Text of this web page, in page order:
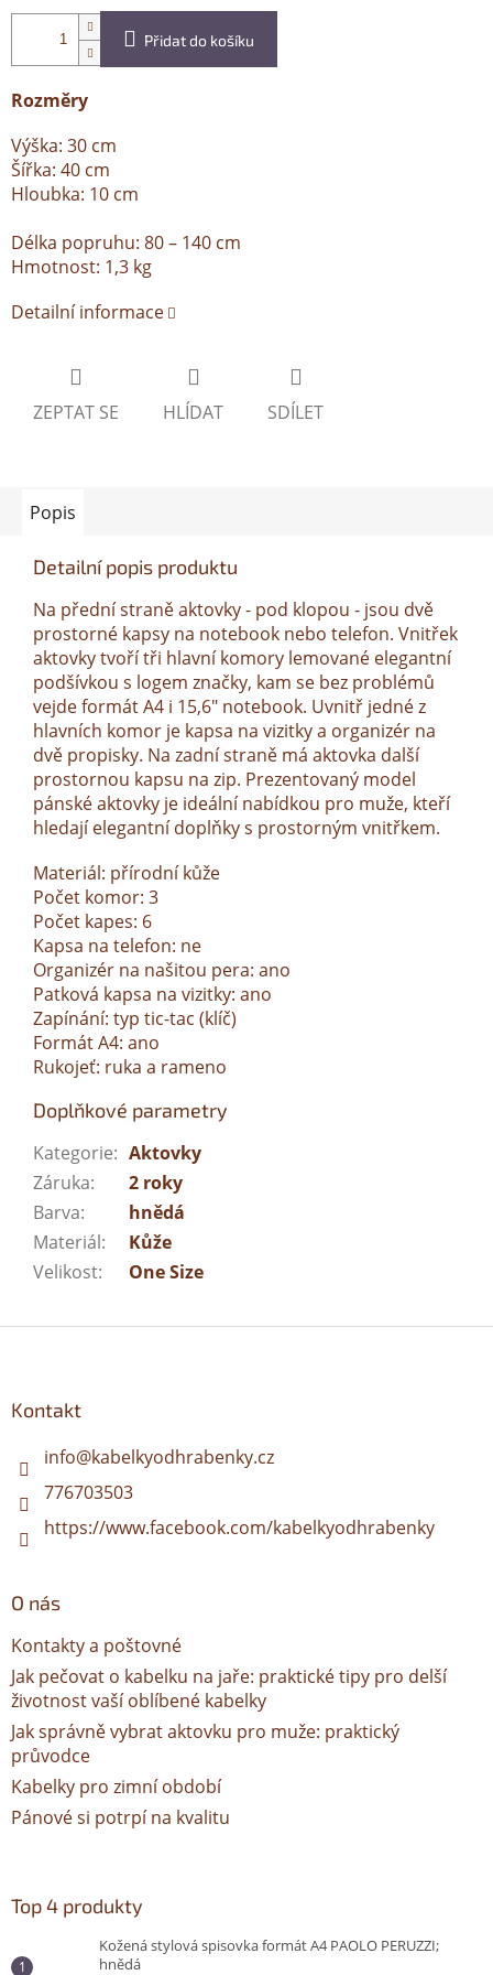
Přidat do košíku
Rozměry
Výška: 30 cm
Šířka: 40 cm
Hloubka: 10 cm
Délka popruhu: 80 – 140 cm
Hmotnost: 1,3 kg
Detailní informace
ZEPTAT SE HLÍDAT SDÍLET
Popis
Detailní popis produktu
Na přední straně aktovky - pod klopou - jsou dvě
prostorné kapsy na notebook nebo telefon. Vnitřek
aktovky tvoří tři hlavní komory lemované elegantní
podšívkou s logem značky, kam se bez problémů
vejde formát A4 i 15,6" notebook. Uvnitř jedné z
hlavních komor je kapsa na vizitky a organizér na
dvě propisky. Na zadní straně má aktovka další
prostornou kapsu na zip. Prezentovaný model
pánské aktovky je ideální nabídkou pro muže, kteří
hledají elegantní doplňky s prostorným vnitřkem.
Materiál: přírodní kůže
Počet komor: 3
Počet kapes: 6
Kapsa na telefon: ne
Organizér na našitou pera: ano
Patková kapsa na vizitky: ano
Zapínání: typ tic-tac (klíč)
Formát A4: ano
Rukojeť: ruka a rameno
Doplňkové parametry
Kategorie: Aktovky
Záruka:
2 roky
Barva:
hnědá
Materiál:
Kůže
Velikost: One Size
Kontakt
info@kabelkyodhrabenky.cz
776703503
https://www.facebook.com/kabelkyodhrabenky
O nás
Kontakty a poštovné
Jak pečovat o kabelku na jaře: praktické tipy pro delší
životnost vaší oblíbené kabelky
Jak správně vybrat aktovku pro muže: praktický
průvodce
Kabelky pro zimní období
Pánové si potrpí na kvalitu
Top 4 produkty
Kožená stylová spisovka formát A4 PAOLO PERUZZI;
hnědá